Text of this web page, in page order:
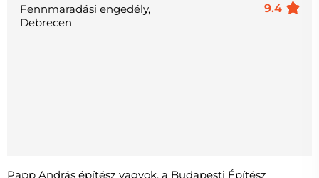
9.4
Fennmaradási engedély,
Debrecen
Papp András építész vagyok, a Budapesti Építész